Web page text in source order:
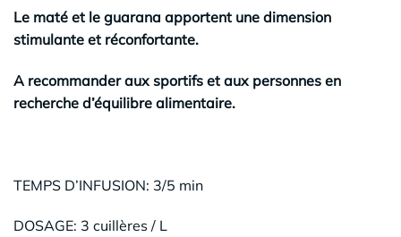
Le maté et le guarana apportent une dimension
stimulante et réconfortante.
A recommander aux sportifs et aux personnes en
recherche d’équilibre alimentaire.
TEMPS D’INFUSION: 3/5 min
DOSAGE: 3 cuillères / L